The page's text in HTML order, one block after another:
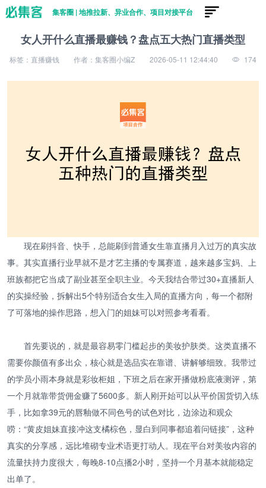
集客圈 | 地推拉新、异业合作、项目对接平台
女人开什么直播最赚钱？盘点五大热门直播类型
标签：直播赚钱 作者：集客圈小编Z 2026-05-11 12:44:40 174
现在刷抖音、快手，总能刷到普通女生靠直播月入过万的真实故
事。其实直播行业早就不是才艺主播的专属赛道，越来越多宝妈、上
班族都把它当成了副业甚至全职主业。今天我结合带过30+直播新人
的实操经验，拆解出5个特别适合女生入局的直播方向，每一个都附
了可落地的操作思路，想入门的姐妹可以对照参考看看。
首先要说的，就是最容易零门槛起步的美妆护肤类。这类直播不
需要你颜值有多出众，核心就是选品实在靠谱、讲解够细致。我带过
的学员小雨本身就是彩妆柜姐，下班之后在家开播做粉底液测评，第
一个月就靠带货佣金赚了5600多。新人刚开始可以从平价国货切入练
手，比如拿39元的唇釉做不同色号的试色对比，边涂边和观众
唠：“黄皮姐妹直接冲这支橘棕色，显白到同事都追着问链接”，这种
真实的分享感，远比堆砌专业术语更打动人。现在平台对美妆内容的
流量扶持力度很大，每晚8-10点播2小时，坚持一个月基本就能稳定
出单了。